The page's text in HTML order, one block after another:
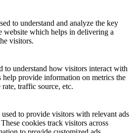
to understand and analyze the key
website which helps in delivering a
visitors.
to understand how visitors interact with
help provide information on metrics the
traffic source, etc.
to provide visitors with relevant ads
cookies track visitors across